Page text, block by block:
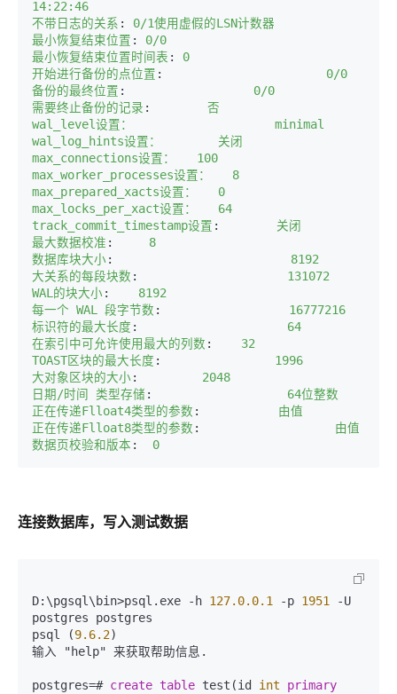
14:22:46
不带日志的关系 :
0/1使用虚假的LSN计数器
最小恢复结束位置 :
0/0
最小恢复结束位置时间表 :
0
开始进行备份的点位置 :
                      0/0
备份的最终位置 :
                 0/0
需要终止备份的记录 :
       否
wal_level设置：                    minimal
wal_log_hints设置：        关闭
max_connections设置：   100
max_worker_processes设置：   8
max_prepared_xacts设置：   0
max_locks_per_xact设置：   64
track_commit_timestamp设置 :
       关闭
最大数据校准 :
    8
数据库块大小 :
                        8192
大关系的每段块数 :
                    131072
WAL的块大小 :
   8192
每一个 WAL 段字节数 :
                 16777216
标识符的最大长度 :
                    64
在索引中可允许使用最大的列数 :
   32
TOAST区块的最大长度 :
               1996
大对象区块的大小 :
        2048
日期/时间 类型存储 :
                  64位整数
正在传递Flloat4类型的参数 :
          由值
正在传递Flloat8类型的参数 :
数据页校验和版本 : 0
连接数据库，写入测试数据
D:\pgsql\bin>psql.exe -h 127.0.0.1 -p 1951
-U
postgres postgres
psql (9.6.2)
输入 "help" 来获取帮助信息.
postgres=# create table test(id int
primary